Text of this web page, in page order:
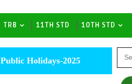
TRB 11TH STD 10TH STD
Public Holidays-2025